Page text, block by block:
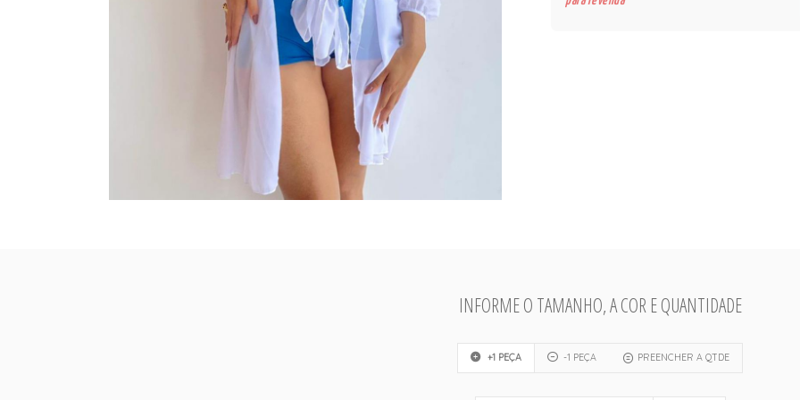
INFORME O TAMANHO, A COR E QUANTIDADE
+1 PEÇA -1 PEÇA PREENCHER A QTDE